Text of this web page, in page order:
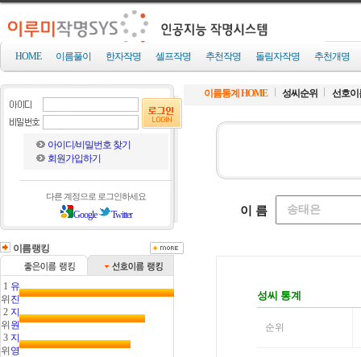
HOME 이름풀이 한자작명 셀프작명 추천작명 돌림자작명 추천개명
아이디/비밀번호 찾기
회원가입하기
다른 계정으로 로그인하세요
Google Twitter
이름랭킹
1
위
유
진
2
위
지
원
3
위
지
영
이름통계 HOME 성씨순위 선호